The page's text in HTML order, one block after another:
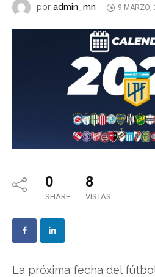
por admin_mn 9 MARZO,
0
SHARE
8
VISTAS
La próxima fecha del